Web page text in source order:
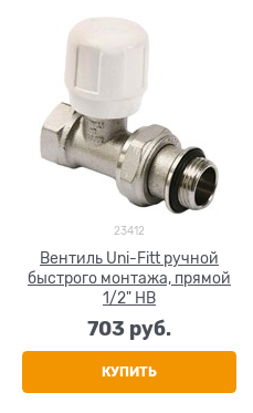
23412
Вентиль Uni-Fitt ручной
быстрого монтажа, прямой
1/2" НВ
703 руб.
КУПИТЬ